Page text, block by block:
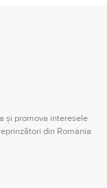
şi promova interesele
din România